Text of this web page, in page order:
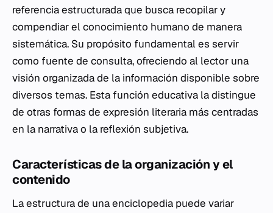
referencia estructurada que busca recopilar y
compendiar el conocimiento humano de manera
sistemática. Su propósito fundamental es servir
como fuente de consulta, ofreciendo al lector una
visión organizada de la información disponible sobre
diversos temas. Esta función educativa la distingue
de otras formas de expresión literaria más centradas
en la narrativa o la reflexión subjetiva.
Características de la organización y el
contenido
La estructura de una enciclopedia puede variar